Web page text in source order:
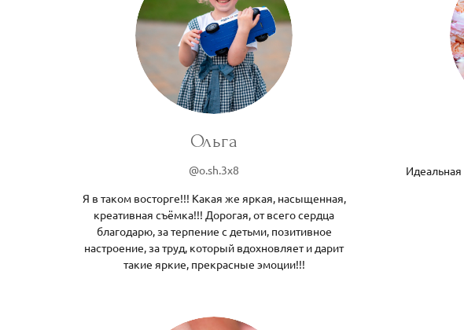
Ольга
@o.sh.3x8
Я в таком восторге!!! Какая же яркая, насыщенная,
креативная съёмка!!! Дорогая, от всего сердца
благодарю, за терпение с детьми, позитивное
настроение, за труд, который вдохновляет и дарит
такие яркие, прекрасные эмоции!!!